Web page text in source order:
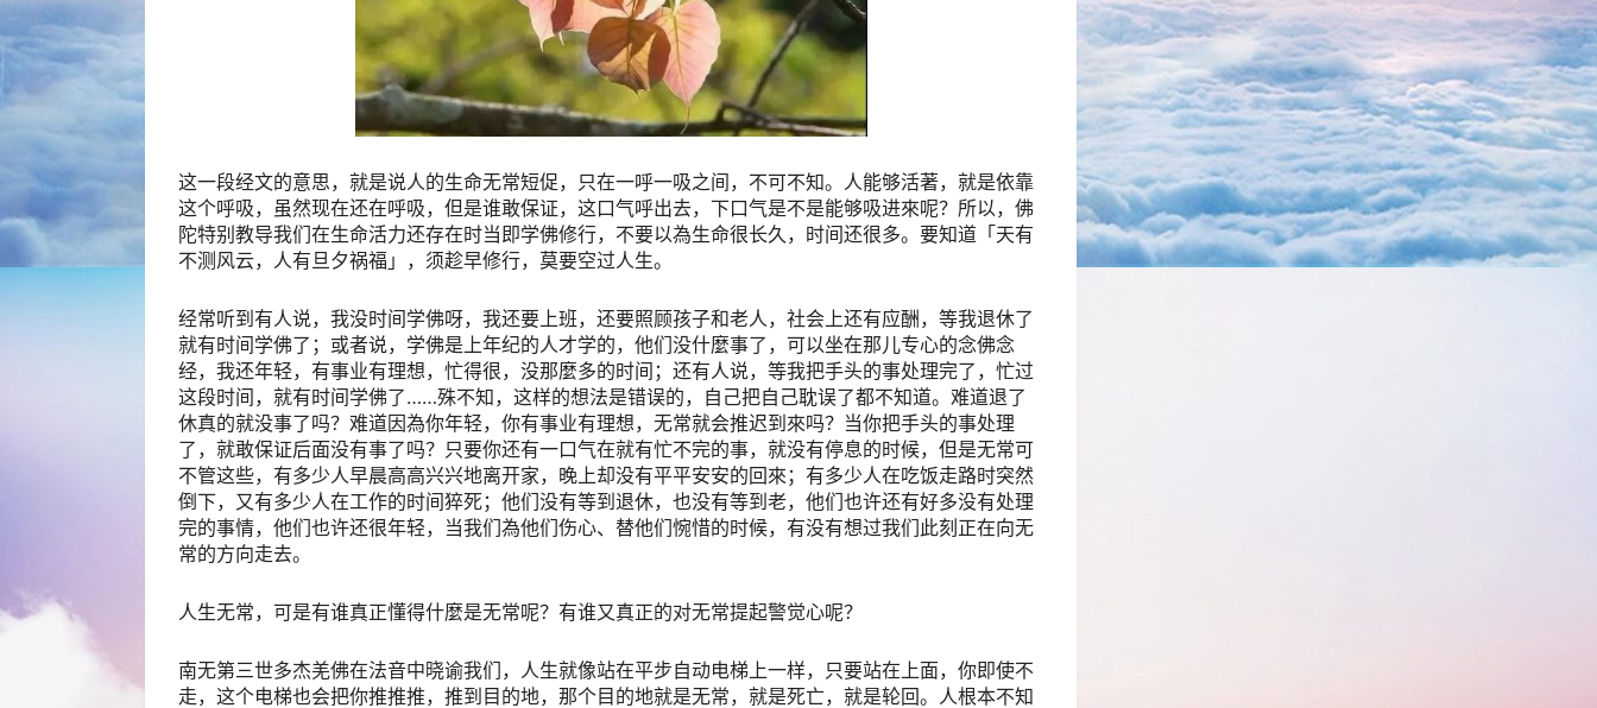
这一段经文的意思，就是说人的生命无常短促，只在一呼一吸之间，不可不知。人能够活著，就是依靠
这个呼吸，虽然现在还在呼吸，但是谁敢保证，这口气呼出去，下口气是不是能够吸进來呢？所以，佛
陀特别教导我们在生命活力还存在时当即学佛修行，不要以為生命很长久，时间还很多。要知道「天有
不测风云，人有旦夕祸福」，须趁早修行，莫要空过人生。
经常听到有人说，我没时间学佛呀，我还要上班，还要照顾孩子和老人，社会上还有应酬，等我退休了
就有时间学佛了；或者说，学佛是上年纪的人才学的，他们没什麼事了，可以坐在那儿专心的念佛念
经，我还年轻，有事业有理想，忙得很，没那麼多的时间；还有人说，等我把手头的事处理完了，忙过
这段时间，就有时间学佛了……殊不知，这样的想法是错误的，自己把自己耽误了都不知道。难道退了
休真的就没事了吗？难道因為你年轻，你有事业有理想，无常就会推迟到來吗？当你把手头的事处理
了，就敢保证后面没有事了吗？只要你还有一口气在就有忙不完的事，就没有停息的时候，但是无常可
不管这些，有多少人早晨高高兴兴地离开家，晚上却没有平平安安的回來；有多少人在吃饭走路时突然
倒下，又有多少人在工作的时间猝死；他们没有等到退休，也没有等到老，他们也许还有好多没有处理
完的事情，他们也许还很年轻，当我们為他们伤心、替他们惋惜的时候，有没有想过我们此刻正在向无
常的方向走去。
人生无常，可是有谁真正懂得什麼是无常呢？有谁又真正的对无常提起警觉心呢？
南无第三世多杰羌佛在法音中晓谕我们，人生就像站在平步自动电梯上一样，只要站在上面，你即使不
走，这个电梯也会把你推推推，推到目的地，那个目的地就是无常，就是死亡，就是轮回。人根本不知